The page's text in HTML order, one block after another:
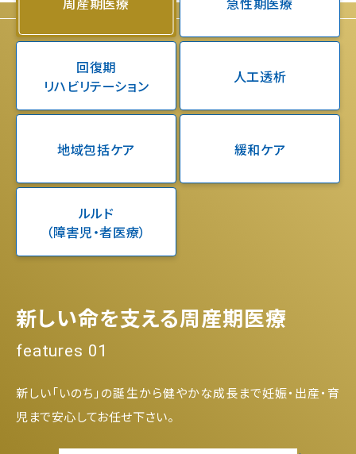
回復期
リハビリテーション
人工透析
地域包括ケア 緩和ケア
ルルド
（障害児・者医療）
新しい命を支える周産期医療
features 01
新しい「いのち」の誕生から健やかな成長まで妊娠・出産・育
児まで安心してお任せ下さい。